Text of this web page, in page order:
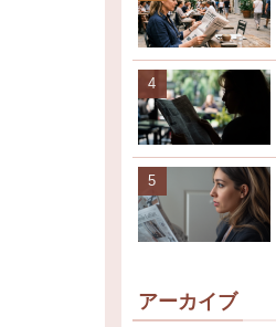
アーカイブ